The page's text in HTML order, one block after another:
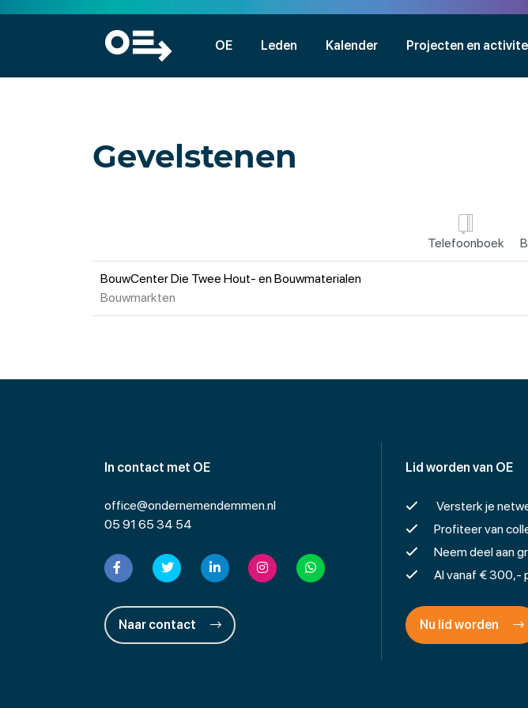
OE Leden Kalender Projecten en
Gevelstenen
Telefoonboek
BouwCenter Die Twee Hout- en Bouwmaterialen
Bouwmarkten
In contact met OE
office@ondernemendemmen.nl
05 91 65 34 54
Naar contact
Lid worden van OE
Versterk je
Profiteer van
Neem deel aan
Al vanaf € 300,-
Nu lid worden